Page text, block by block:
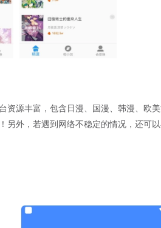
源丰富，包含日漫、国漫、韩漫、欧
外，若遇到网络不稳定的情况，还可